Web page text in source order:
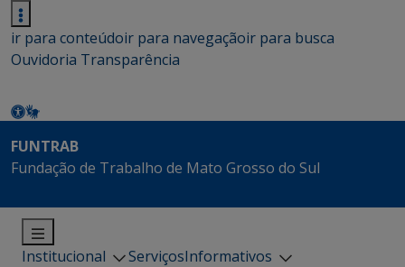
ir para conteúdoir para navegaçãoir para busca
Ouvidoria Transparência
FUNTRAB
Fundação de Trabalho de Mato Grosso do Sul
Institucional ServiçosInformativos